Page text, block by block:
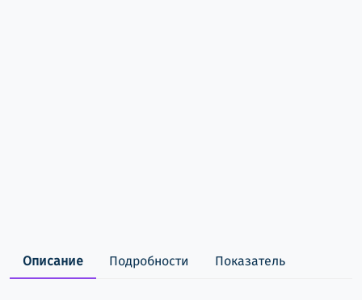
Описание Подробности Показатель